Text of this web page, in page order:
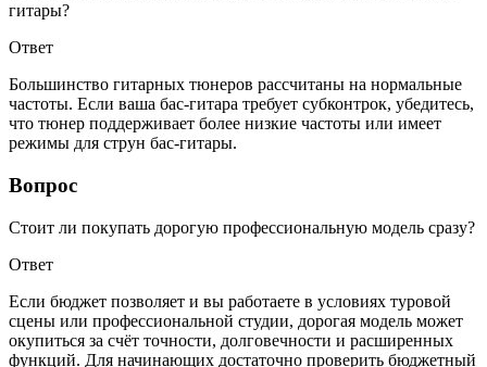
гитары?
Ответ
Большинство гитарных тюнеров рассчитаны на нормальные
частоты. Если ваша бас-гитара требует субконтрок, убедитесь,
что тюнер поддерживает более низкие частоты или имеет
режимы для струн бас-гитары.
Вопрос
Стоит ли покупать дорогую профессиональную модель сразу?
Ответ
Если бюджет позволяет и вы работаете в условиях туровой
сцены или професcиональной студии, дорогая модель может
окупиться за счёт точности, долговечности и расширенных
функций. Для начинающих достаточно проверить бюджетный